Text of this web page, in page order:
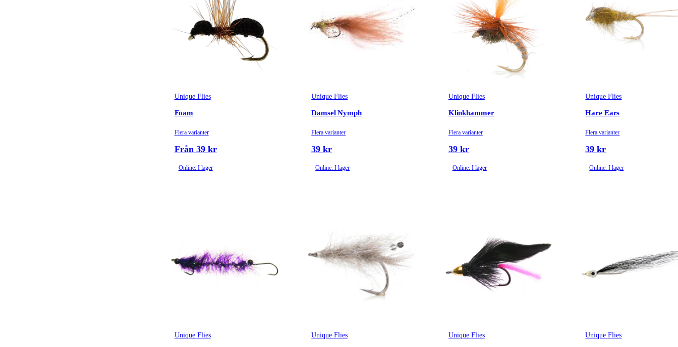
Unique Flies
Foam
Flera varianter
Från 39 kr
Online: I lager
Unique Flies
Damsel Nymph
Flera varianter
39 kr
Online: I lager
Unique Flies
Klinkhammer
Flera varianter
39 kr
Online: I lager
Unique Flies
Hare Ears
Flera varianter
39 kr
Online: I lager
Unique Flies Unique Flies Unique Flies Unique Flies